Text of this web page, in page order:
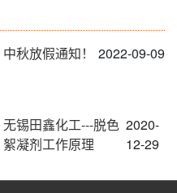
中秋放假通知！ 2022-09-09
无锡田鑫化工---脱色
絮凝剂工作原理
2020-
12-29